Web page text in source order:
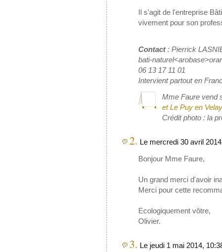
Il s'agit de l'entreprise
vivement pour son
Contact: Pierrick
bati-
06 13 17 11 01
Intervient partout en
Mme Faure vend
et Le Puy en Velay
Crédit photo : la
2. Le mercredi 30 avril
Bonjour Mme Faure,
Un grand merci d'avoir
Merci pour cette
Ecologiquement vôtre,
Olivier.
3. Le jeudi 1 mai 2014,